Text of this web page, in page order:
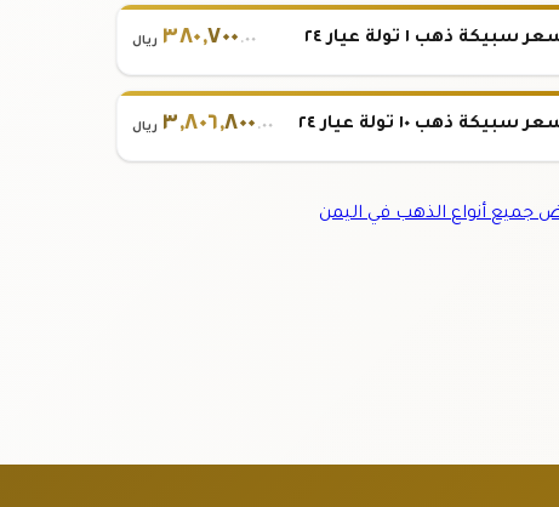
سبيكة ذهب ١ تولة عيار ٢٤ ٣٨٠,٧٠٠ .٠٠ ريال
سبيكة ذهب ١٠ تولة عيار ٢٤ ٣,٨٠٦,٨٠٠ .٠٠ ريال
جميع أنواع الذهب في اليمن